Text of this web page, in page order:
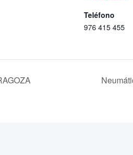
Teléfono
976 415 455